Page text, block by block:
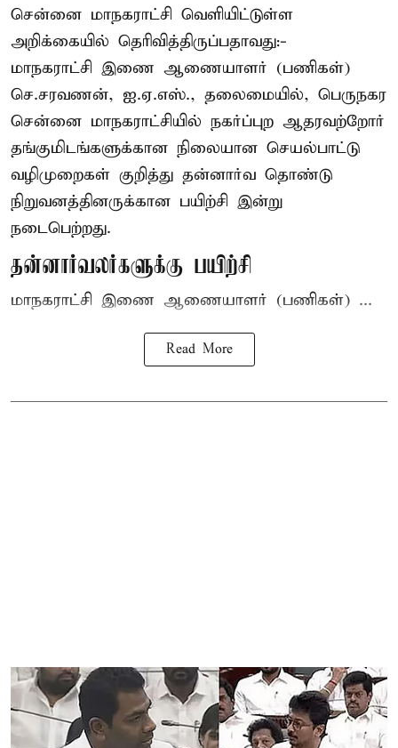
சென்னை மாநகராட்சி வெளியிட்டுள்ள
அறிக்கையில் தெரிவித்திருப்பதாவது:-
மாநகராட்சி இணை ஆணையாளர் (பணிகள்)
செ.சரவணன், ஐ.ஏ.எஸ்., தலைமையில், பெருநகர
சென்னை மாநகராட்சியில் நகர்ப்புற ஆதரவற்றோர்
தங்குமிடங்களுக்கான நிலையான செயல்பாட்டு
வழிமுறைகள் குறித்து தன்னார்வ தொண்டு
நிறுவனத்தினருக்கான பயிற்சி இன்று
நடைபெற்றது.
தன்னார்வலர்களுக்கு பயிற்சி
மாநகராட்சி இணை ஆணையாளர் (பணிகள்) ...
Read More